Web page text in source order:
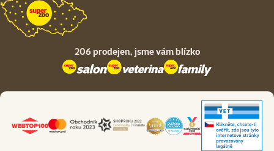
206 prodejen, jsme vám blízko